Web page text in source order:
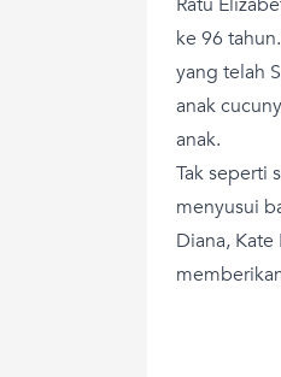
ke 96
yang telah
anak
anak.
Tak seperti
menyusui
Diana,